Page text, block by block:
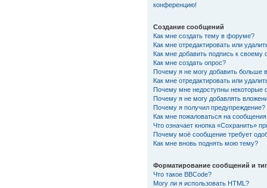
конференцию!
Создание сообщений
Как мне создать тему в форуме?
Как мне отредактировать или
Как мне добавить подпись к своему
Как мне создать опрос?
Почему я не могу добавить больше
Как мне отредактировать или
Почему мне недоступны некоторые
Почему я не могу добавлять
Почему я получил предупреждение?
Как мне пожаловаться на
Что означает кнопка «Сохранить»
Почему моё сообщение требует
Как мне вновь поднять мою тему?
Форматирование сообщений и
Что такое BBCode?
Могу ли я использовать HTML?